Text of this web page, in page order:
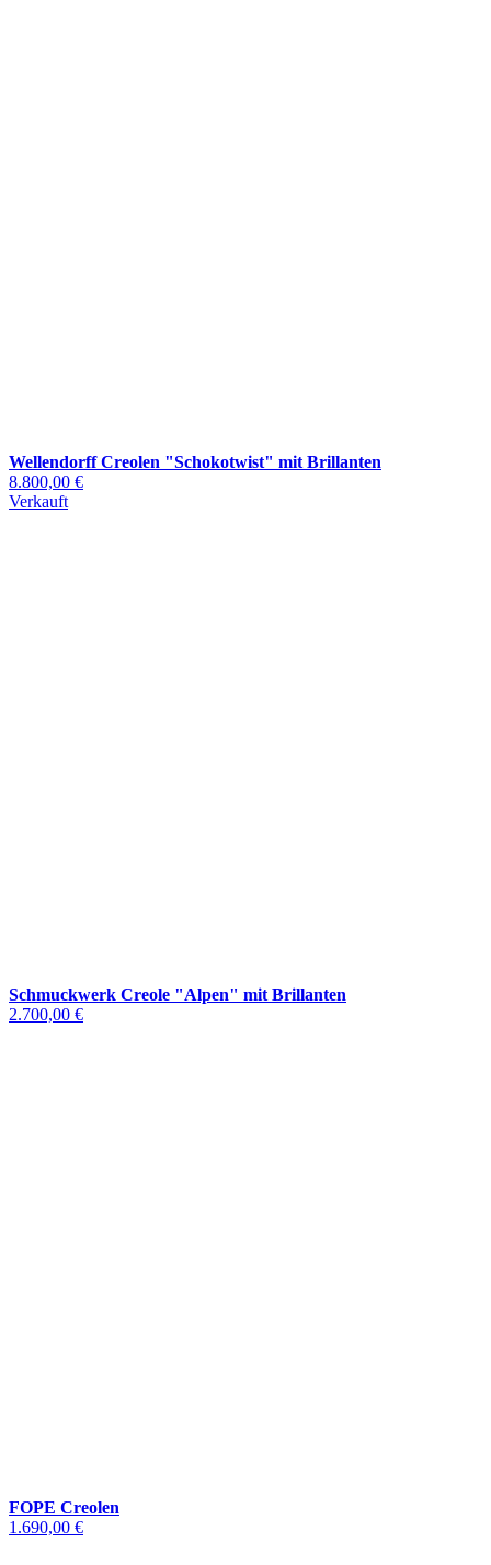
Wellendorff Creolen "Schokotwist" mit Brillanten
8.800,00 €
Verkauft
Schmuckwerk Creole "Alpen" mit Brillanten
2.700,00 €
FOPE Creolen
1.690,00 €